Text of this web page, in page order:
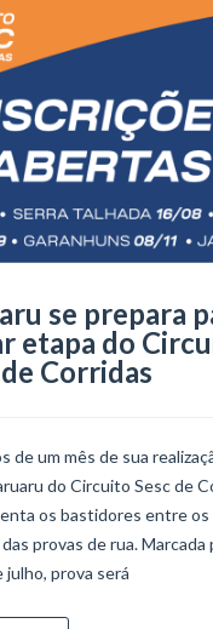
se prepara
etapa do
Corridas
de um mês de sua
do Circuito Sesc de
os bastidores entre os
provas de rua. Marcada
julho, prova será